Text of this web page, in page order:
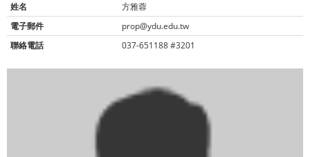
姓名
方雅蓉
電子郵件
prop@ydu.edu.tw
聯絡電話
037-651188 #3201